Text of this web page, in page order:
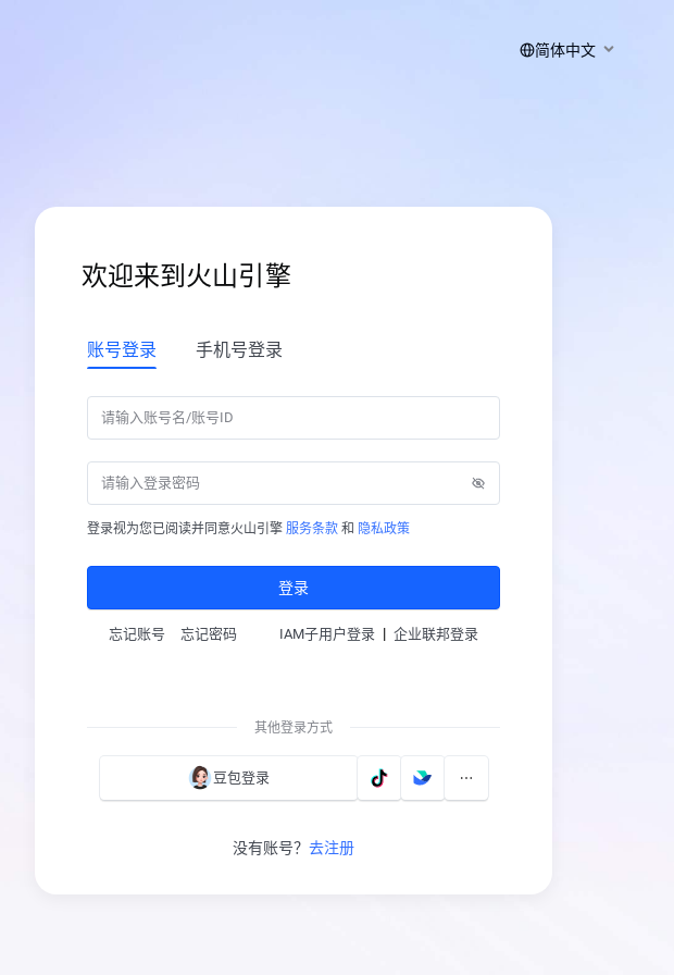
简体中文
欢迎来到火山引擎
账号登录 手机号登录
登录视为您已阅读并同意火山引擎 服务条款 和 隐私政策
登录
忘记账号 忘记密码 IAM子用户登录 | 企业联邦登录
其他登录方式
豆包登录
没有账号？ 去注册